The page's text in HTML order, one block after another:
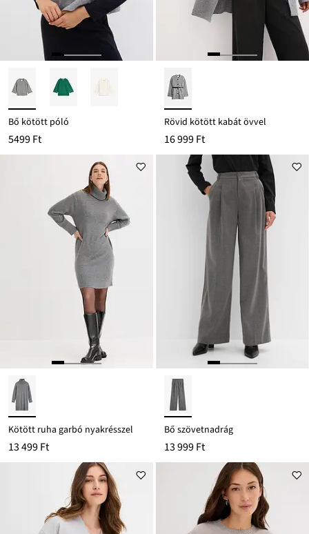
Bő kötött póló
5499 Ft
Rövid kötött kabát övvel
16 999 Ft
Kötött ruha garbó nyakrésszel
13 499 Ft
Bő szövetnadrág
13 999 Ft